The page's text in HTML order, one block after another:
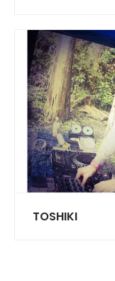
TOSHIKI